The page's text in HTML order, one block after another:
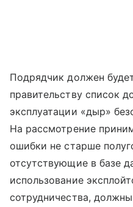
Подрядчик должен
правительству список
эксплуатации «дыр»
На рассмотрение
ошибки не старше
отсутствующие в базе
использование
сотрудничества,